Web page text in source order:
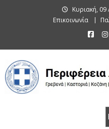
Κυριακή,
Επικοινωνία